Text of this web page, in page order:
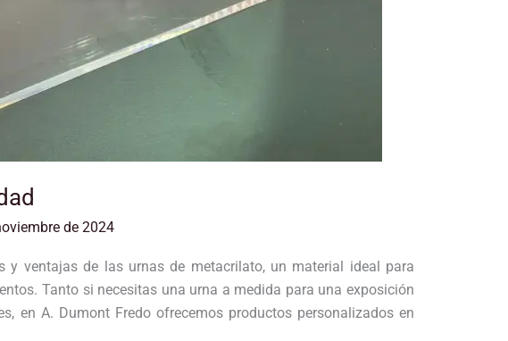
de 2024
y ventajas de las urnas de metacrilato, un material ideal para
Tanto si necesitas una urna a medida para una exposición
en A. Dumont Fredo ofrecemos productos personalizados en